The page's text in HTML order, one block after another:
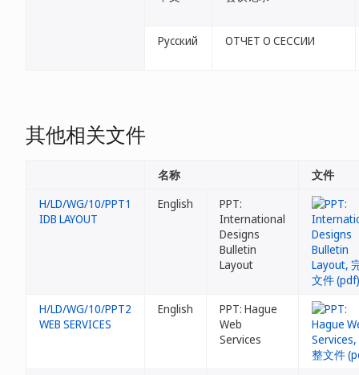
Русский ОТЧЕТ О СЕССИИ
其他相关文件
名称
文件
H/LD/WG/10/PPT1
IDB LAYOUT
English
PPT:
International
Designs
Bulletin
Layout
H/LD/WG/10/PPT2
WEB SERVICES
English
PPT: Hague
Web
Services